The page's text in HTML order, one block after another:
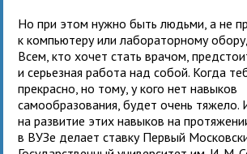
Но при этом нужно быть людьми, а не
к компьютеру или лабораторному
Всем, кто хочет стать врачом,
и серьезная работа над собой. Когда
прекрасно, но тому, у кого нет навыков
самообразования, будет очень тяжело.
на развитие этих навыков на
в ВУЗе делает ставку Первый